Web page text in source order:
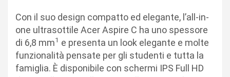
Con il suo design compatto ed elegante, l’all-in-
one ultrasottile Acer Aspire C ha uno spessore
di 6,8 mm1 e presenta un look elegante e molte
funzionalità pensate per gli studenti e tutta la
famiglia. È disponibile con schermi IPS Full HD